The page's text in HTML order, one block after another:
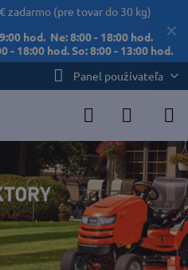
✕
zadarmo (pre tovar do 30 kg)
hod. Ne: 8:00 - 18:00 hod.
- 18:00 hod. So: 8:00 - 13:00 hod.
Panel používateľa